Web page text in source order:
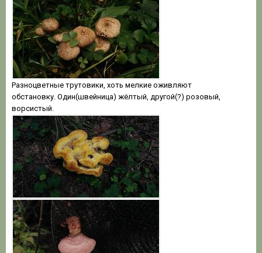
Разноцветные трутовики, хоть мелкие оживляют
обстановку. Один(швейница) жёлтый, другой(?) розовый,
ворсистый.